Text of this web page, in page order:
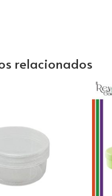
relacionados